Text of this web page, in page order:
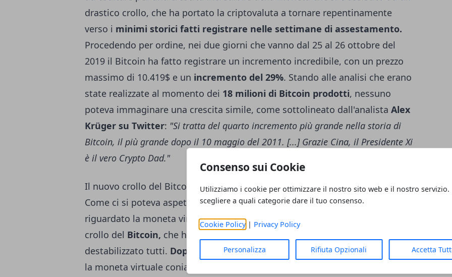
Consenso sui Cookie
Utilizziamo i cookie per ottimizzare il nostro sito web e il nostro servizio.
scegliere a quali categorie dare il tuo consenso.
Cookie Policy| Privacy Policy
Personalizza Rifiuta Opzionali Accetta
drastico crollo, che ha portato la criptovaluta a tornare repentinamente
verso i minimi storici fatti registrare nelle settimane di assestamento.
Procedendo per ordine, nei due giorni che vanno dal 25 al 26 ottobre del
2019 il Bitcoin ha fatto registrare un incremento incredibile, con un prezzo
massimo di 10.419$ e un incremento del 29%. Stando alle analisi che erano
state realizzate al momento dei 18 milioni di Bitcoin prodotti, nessuno
poteva immaginare una crescita simile, come sottolineato dall'analista Alex
Krüger su Twitter: "Si tratta del quarto incremento più grande nella storia di
Bitcoin, il più grande dopo il 10 maggio del 2011. [...] Grazie Cina, il Presidente Xi
è il vero Crypto Dad."
Il nuovo crollo del Bitcoin
Come ci si poteva aspettare e in linea con quelle tendenze che hanno
riguardato la moneta virtuale nel corso degli anni, si è assistito ad un nuovo
crollo del Bitcoin, che ha fatto seguito alla grande crescita che aveva
destabilizzato tutti. Dopo aver raggiunto e superato quota 10mila dollari
la moneta virtuale coniata da